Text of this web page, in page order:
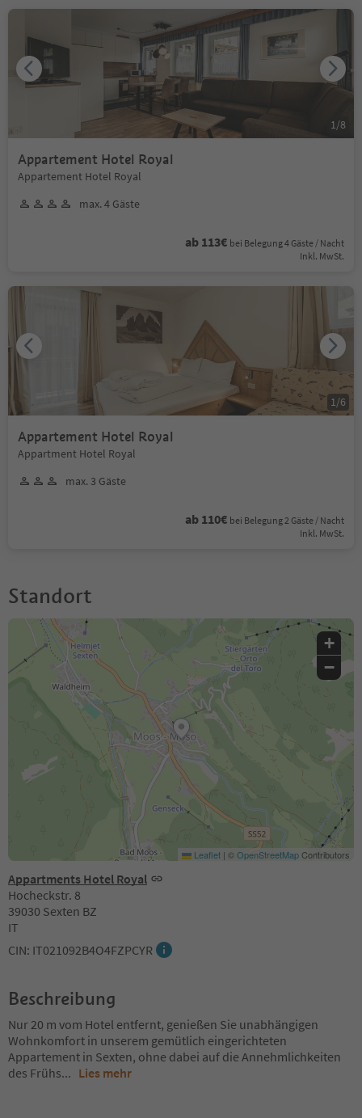
Appartement Hotel Royal
Appartement Hotel Royal
max. 4 Gäste
ab 113€ bei Belegung 4 Gäste / Nacht
Inkl. MwSt.
1 /8
Appartement Hotel Royal
Appartment Hotel Royal
max. 3 Gäste
ab 110€ bei Belegung 2 Gäste / Nacht
Inkl. MwSt.
1 /6
Standort
Appartments Hotel Royal
Hocheckstr. 8
39030 Sexten BZ
IT
CIN: IT021092B4O4FZPCYR
+
−
Leaflet | ©OpenStreetMapContributors
Beschreibung
Nur 20 m vom Hotel entfernt, genießen Sie unabhängigen
Wohnkomfort in unserem gemütlich eingerichteten
Appartement in Sexten, ohne dabei auf die Annehmlichkeiten
des Frühs... Lies mehr